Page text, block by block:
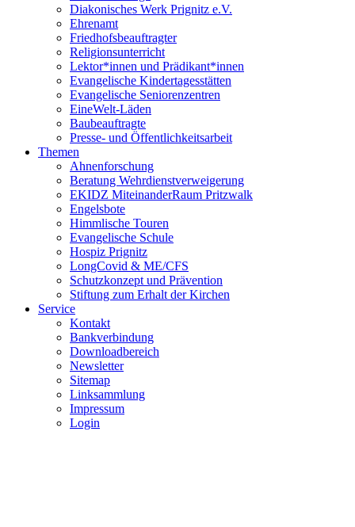
Diakonisches Werk Prignitz e.V.
Ehrenamt
Friedhofsbeauftragter
Religionsunterricht
Lektor*innen und Prädikant*innen
Evangelische Kindertagesstätten
Evangelische Seniorenzentren
EineWelt-Läden
Baubeauftragte
Presse- und Öffentlichkeitsarbeit
Themen
Ahnenforschung
Beratung Wehrdienstverweigerung
EKIDZ MiteinanderRaum Pritzwalk
Engelsbote
Himmlische Touren
Evangelische Schule
Hospiz Prignitz
LongCovid & ME/CFS
Schutzkonzept und Prävention
Stiftung zum Erhalt der Kirchen
Service
Kontakt
Bankverbindung
Downloadbereich
Newsletter
Sitemap
Linksammlung
Impressum
Login